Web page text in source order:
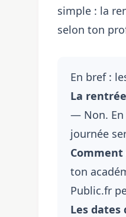
simple : la
selon ton
En bref :
La
— Non. En
journée
Comment
ton
Public.fr
Les dates